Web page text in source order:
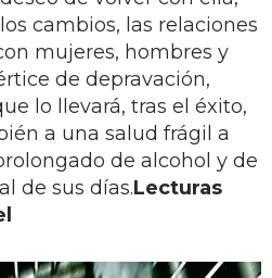
cambios, las relaciones
mujeres, hombres y
de depravación,
lo llevará, tras el éxito,
a una salud frágil a
de alcohol y de
de sus días.Lecturas